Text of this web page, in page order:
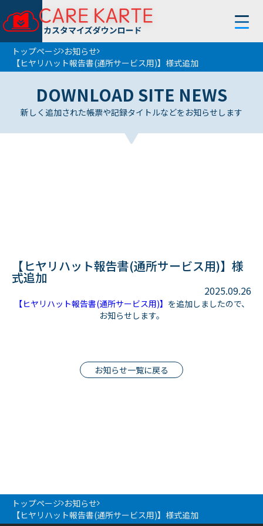
トップページ
使い方
お知らせ
トップページ お知らせ
【ヒヤリハット報告書(通所サービス用)】様式追加
DOWNLOAD SITE NEWS
新しく追加された帳票や記録タイトルなどをお知らせします
【ヒヤリハット報告書(通所サービス用)】様
式追加
2025.09.26
【ヒヤリハット報告書(通所サービス用)】 を追加しましたので、
お知らせします。
お知らせ一覧に戻る
トップページ お知らせ
【ヒヤリハット報告書(通所サービス用)】様式追加